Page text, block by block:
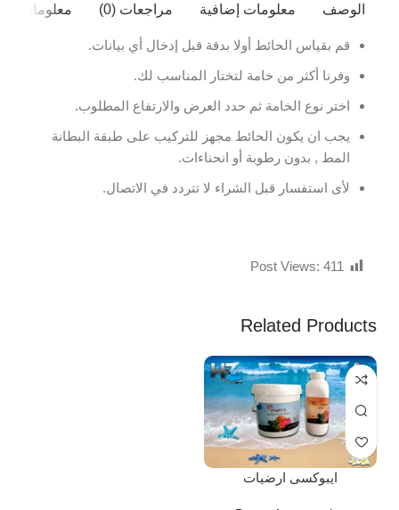
الوصف معلومات إضافية مراجعات (0) معلومات
قم بقياس الحائط أولا بدقة قبل إدخال أي بيانات.
وفرنا أكثر من خامة لتختار المناسب لك.
اختر نوع الخامة ثم حدد العرض والارتفاع المطلوب.
يجب ان يكون الحائط مجهز للتركيب على طبقة البطانة
المط , بدون رطوبة أو انحناءات.
لأى استفسار قبل الشراء لا تتردد في الاتصال.
Post Views: 411
Related Products
ايبوكسى ارضيات